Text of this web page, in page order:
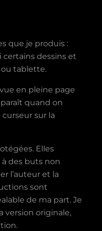
que je produis :
certains dessins et
ou tablette.
en pleine page
quand on
sur la
Elles
des buts non
l’auteur et la
sont
de ma part. Je
version originale,